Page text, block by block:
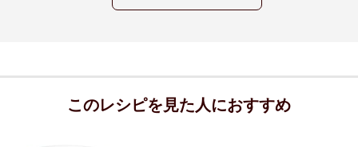
このレシピを見た人におすすめ